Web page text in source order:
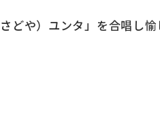
や）ユンタ」を合唱し愉